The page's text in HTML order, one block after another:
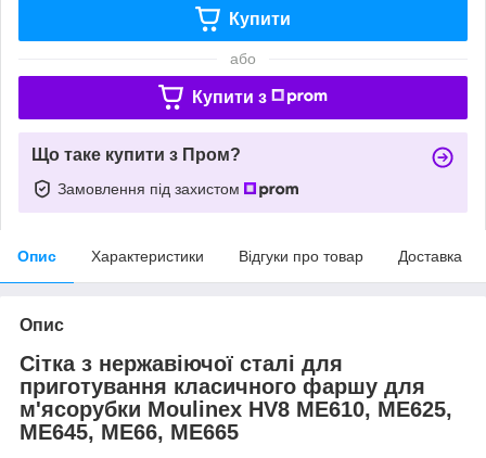
Купити
або
Купити з
Що таке купити з Пром?
Замовлення під захистом
Опис Характеристики Відгуки про товар Доставка
Опис
Сітка з нержавіючої сталі для
приготування класичного фаршу для
м'ясорубки Moulinex HV8 ME610, ME625,
ME645, ME66, ME665